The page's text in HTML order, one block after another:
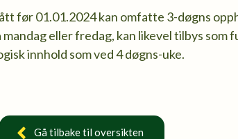
før 01.01.2024 kan omfatte 3-døgns
eller fredag, kan likevel tilbys som
innhold som ved 4 døgns-uke.
Gå tilbake til oversikten